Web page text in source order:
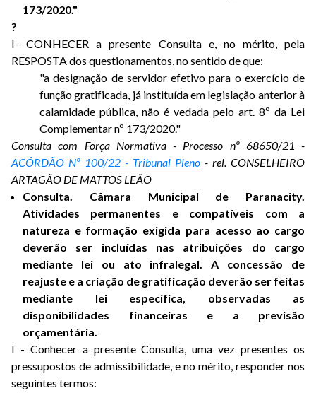
173/2020."
?
I- CONHECER a presente Consulta e, no mérito, pela
RESPOSTA dos questionamentos, no sentido de que:
"a designação de servidor efetivo para o exercício de
função gratificada, já instituída em legislação anterior à
calamidade pública, não é vedada pelo art. 8º da Lei
Complementar nº 173/2020."
Consulta com Força Normativa - Processo nº 68650/21 -
ACÓRDÃO Nº 100/22 - Tribunal Pleno - rel. CONSELHEIRO
ARTAGÃO DE MATTOS LEÃO
Consulta. Câmara Municipal de Paranacity.
Atividades permanentes e compatíveis com a
natureza e formação exigida para acesso ao cargo
deverão ser incluídas nas atribuições do cargo
mediante lei ou ato infralegal. A concessão de
reajuste e a criação de gratificação deverão ser feitas
mediante lei específica, observadas as
disponibilidades financeiras e a previsão
orçamentária.
I - Conhecer a presente Consulta, uma vez presentes os
pressupostos de admissibilidade, e no mérito, responder nos
seguintes termos: